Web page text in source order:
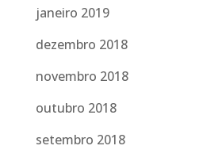
janeiro 2019
dezembro 2018
novembro 2018
outubro 2018
setembro 2018